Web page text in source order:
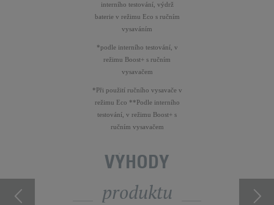
interního testování, výdrž
baterie v režimu Eco s ručním
vysaváním
*podle interního testování, v
režimu Boost+ s ručním
vysavačem
*Při použití ručního vysavače v
režimu Eco **Podle interního
testování, v režimu Boost+ s
ručním vysavačem
VÝHODY
produktu